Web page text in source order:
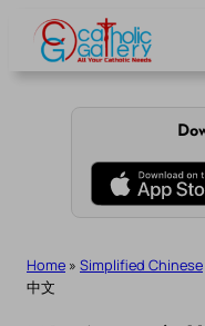
content
Home » Simplified Chinese
中文